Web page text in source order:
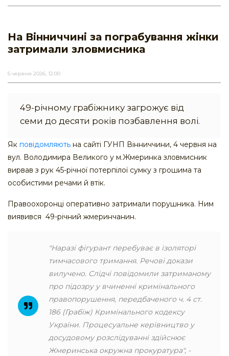
На Вінниччині за пограбування жінки
затримали зловмисника
5 червня 2026, 12:00
49-річному грабіжнику загрожує від
семи до десяти років позбавлення волі.
Як повідомляють на сайті ГУНП Вінниччини, 4 червня на
вул. Володимира Великого у м.Жмеринка зловмисник
вирвав з рук 45-річної потерпілої сумку з грошима та
особистими речами й втік.
Правоохоронці оперативно затримали порушника. Ним
виявився 49-річний жмеринчанин.
"Наразі фігурант перебуває в ізоляторі
тимчасового тримання. Речові докази
вилучено. Слідчі повідомили затриманому
про підозру у вчиненні кримінального
правопорушення, передбаченого ч. 4 ст.
186 (Грабіж) Кримінального кодексу
України. Процесуальне керівництво у
досудовому розслідуванні здійснює
Жмеринська окружна прокуратура", -